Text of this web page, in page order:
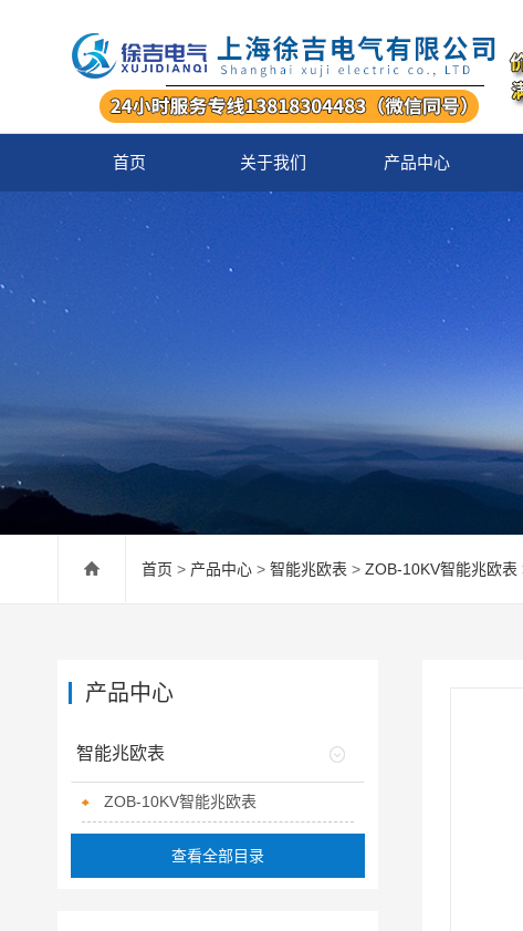
首页 关于我们 产品中心
首页 > 产品中心 > 智能兆欧表 > ZOB-10KV智能兆欧表
产品中心
智能兆欧表
ZOB-10KV智能兆欧表
查看全部目录